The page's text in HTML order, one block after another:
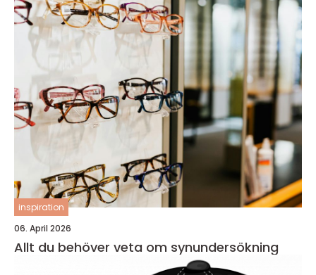
inspiration
06. April 2026
Allt du behöver veta om synundersökning